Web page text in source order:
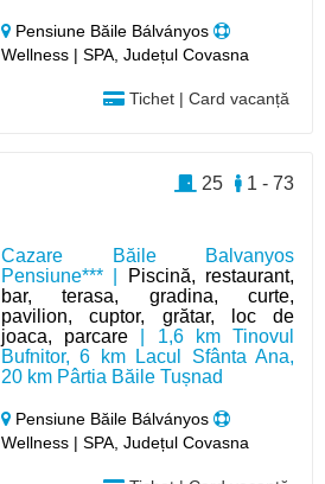
Pensiune Băile Bálványos
Wellness | SPA, Județul Covasna
Tichet | Card vacanță
Cazare Băile Balvanyos
Pensiune*** |
Piscină, restaurant,
bar, terasa, gradina, curte,
pavilion, cuptor, grătar, loc de
joaca, parcare | 1,6 km Tinovul
Bufnitor, 6 km Lacul Sfânta Ana,
20 km Pârtia Băile Tușnad
Pensiune Băile Bálványos
Wellness | SPA, Județul Covasna
1 - 73
25